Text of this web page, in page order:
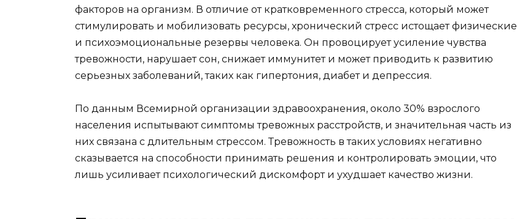
факторов на организм. В отличие от кратковременного стресса, который может
стимулировать и мобилизовать ресурсы, хронический стресс истощает физические
и психоэмоциональные резервы человека. Он провоцирует усиление чувства
тревожности, нарушает сон, снижает иммунитет и может приводить к развитию
серьезных заболеваний, таких как гипертония, диабет и депрессия.
По данным Всемирной организации здравоохранения, около 30% взрослого
населения испытывают симптомы тревожных расстройств, и значительная часть из
них связана с длительным стрессом. Тревожность в таких условиях негативно
сказывается на способности принимать решения и контролировать эмоции, что
лишь усиливает психологический дискомфорт и ухудшает качество жизни.